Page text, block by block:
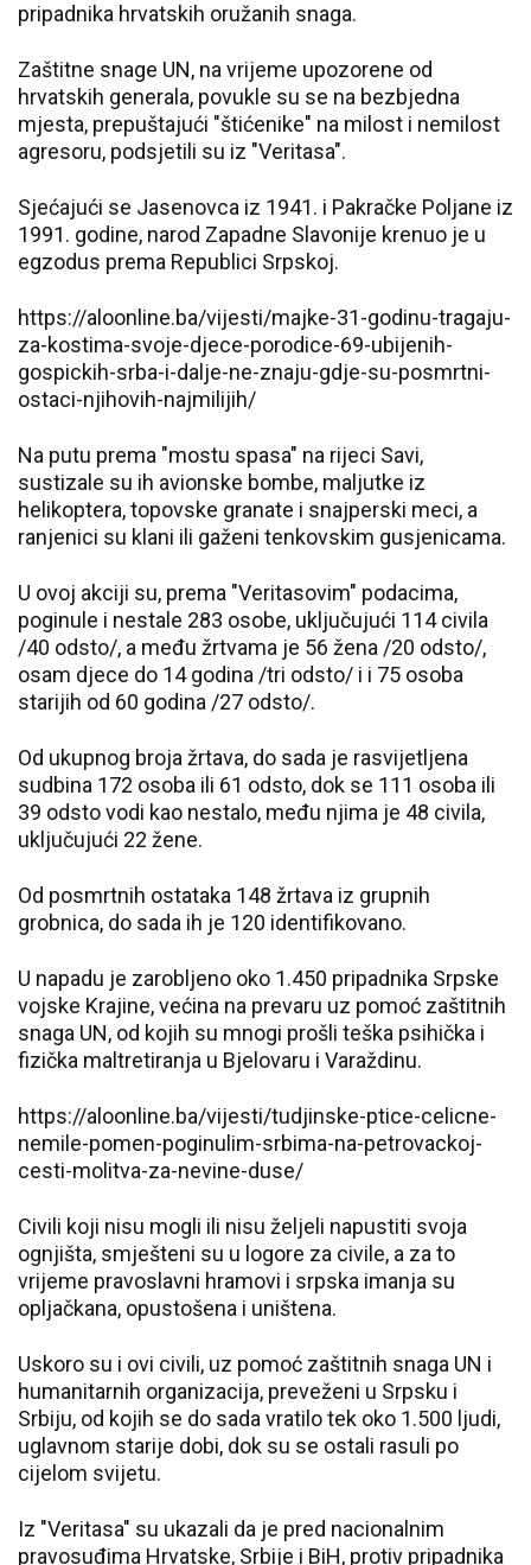
pripadnika hrvatskih oružanih snaga.
Zaštitne snage UN, na vrijeme upozorene od
hrvatskih generala, povukle su se na bezbjedna
mjesta, prepuštajući "štićenike" na milost i nemilost
agresoru, podsjetili su iz "Veritasa".
Sjećajući se Jasenovca iz 1941. i Pakračke Poljane iz
1991. godine, narod Zapadne Slavonije krenuo je u
egzodus prema Republici Srpskoj.
https://aloonline.ba/vijesti/majke-31-godinu-tragaju-
za-kostima-svoje-djece-porodice-69-ubijenih-
gospickih-srba-i-dalje-ne-znaju-gdje-su-posmrtni-
ostaci-njihovih-najmilijih/
Na putu prema "mostu spasa" na rijeci Savi,
sustizale su ih avionske bombe, maljutke iz
helikoptera, topovske granate i snajperski meci, a
ranjenici su klani ili gaženi tenkovskim gusjenicama.
U ovoj akciji su, prema "Veritasovim" podacima,
poginule i nestale 283 osobe, uključujući 114 civila
/40 odsto/, a među žrtvama je 56 žena /20 odsto/,
osam djece do 14 godina /tri odsto/ i i 75 osoba
starijih od 60 godina /27 odsto/.
Od ukupnog broja žrtava, do sada je rasvijetljena
sudbina 172 osoba ili 61 odsto, dok se 111 osoba ili
39 odsto vodi kao nestalo, među njima je 48 civila,
uključujući 22 žene.
Od posmrtnih ostataka 148 žrtava iz grupnih
grobnica, do sada ih je 120 identifikovano.
U napadu je zarobljeno oko 1.450 pripadnika Srpske
vojske Krajine, većina na prevaru uz pomoć zaštitnih
snaga UN, od kojih su mnogi prošli teška psihička i
fizička maltretiranja u Bjelovaru i Varaždinu.
https://aloonline.ba/vijesti/tudjinske-ptice-celicne-
nemile-pomen-poginulim-srbima-na-petrovackoj-
cesti-molitva-za-nevine-duse/
Civili koji nisu mogli ili nisu željeli napustiti svoja
ognjišta, smješteni su u logore za civile, a za to
vrijeme pravoslavni hramovi i srpska imanja su
opljačkana, opustošena i uništena.
Uskoro su i ovi civili, uz pomoć zaštitnih snaga UN i
humanitarnih organizacija, preveženi u Srpsku i
Srbiju, od kojih se do sada vratilo tek oko 1.500 ljudi,
uglavnom starije dobi, dok su se ostali rasuli po
cijelom svijetu.
Iz "Veritasa" su ukazali da je pred nacionalnim
pravosuđima Hrvatske, Srbije i BiH, protiv pripadnika